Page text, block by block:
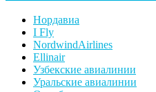
Нордавиа
I Fly
NordwindAirlines
Ellinair
Узбекские авиалинии
Уральские авиалинии